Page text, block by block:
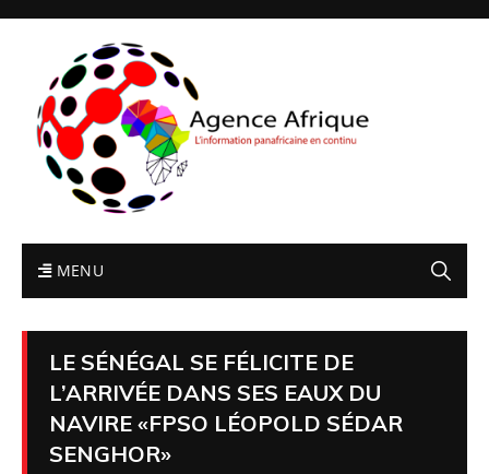
MENU
LE SÉNÉGAL SE FÉLICITE DE
L’ARRIVÉE DANS SES EAUX DU
NAVIRE «FPSO LÉOPOLD SÉDAR
SENGHOR»